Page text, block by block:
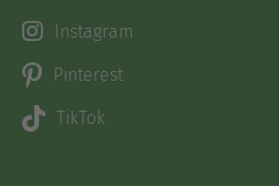
Instagram
Pinterest
TikTok